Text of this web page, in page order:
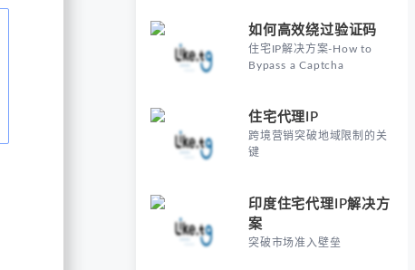
如何高效绕过验证码
住宅IP解决方案-How to
Bypass a Captcha
住宅代理IP
跨境营销突破地域限制的关
键
印度住宅代理IP解决方
案
突破市场准入壁垒